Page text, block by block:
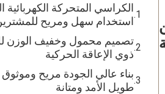
الكراسي المتحركة الكهربائية
استخدام سهل ومريح
تصميم محمول وخفيف الوزن
ذوي الإعاقة الحركية
بناء عالي الجودة مريح
طويل الأمد ومتانة